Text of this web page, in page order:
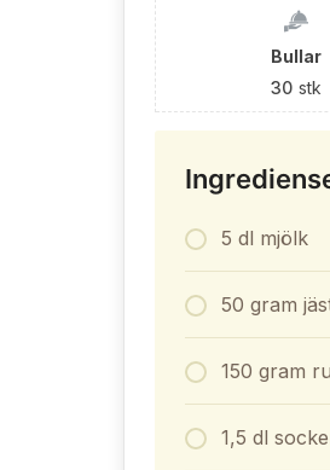
Bullar
30 stk
5 dl mjölk
50 gram
150 gram
1,5 dl